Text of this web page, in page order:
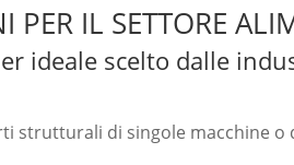
PER IL SETTORE
ideale scelto dalle
strutturali di singole macchine